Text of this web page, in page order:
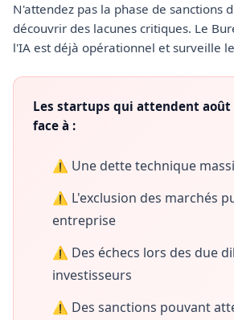
N'attendez pas la phase de sanctions
découvrir des lacunes critiques. Le
l'IA est déjà opérationnel et surveille
Les startups qui attendent août
face à :
⚠️ Une dette technique
⚠️ L'exclusion des marchés
entreprise
⚠️ Des échecs lors des due
investisseurs
⚠️ Des sanctions pouvant